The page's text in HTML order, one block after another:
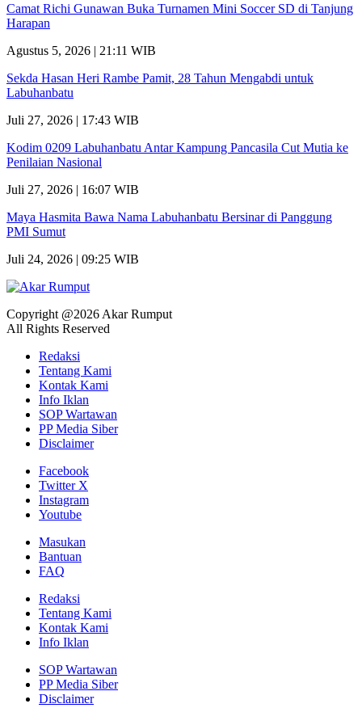
Camat Richi Gunawan Buka Turnamen Mini Soccer SD di Tanjung
Harapan
Agustus 5, 2026 | 21:11 WIB
Sekda Hasan Heri Rambe Pamit, 28 Tahun Mengabdi untuk
Labuhanbatu
Juli 27, 2026 | 17:43 WIB
Kodim 0209 Labuhanbatu Antar Kampung Pancasila Cut Mutia ke
Penilaian Nasional
Juli 27, 2026 | 16:07 WIB
Maya Hasmita Bawa Nama Labuhanbatu Bersinar di Panggung
PMI Sumut
Juli 24, 2026 | 09:25 WIB
Copyright @2026 Akar Rumput
All Rights Reserved
Redaksi
Tentang Kami
Kontak Kami
Info Iklan
SOP Wartawan
PP Media Siber
Disclaimer
Facebook
Twitter X
Instagram
Youtube
Masukan
Bantuan
FAQ
Redaksi
Tentang Kami
Kontak Kami
Info Iklan
SOP Wartawan
PP Media Siber
Disclaimer